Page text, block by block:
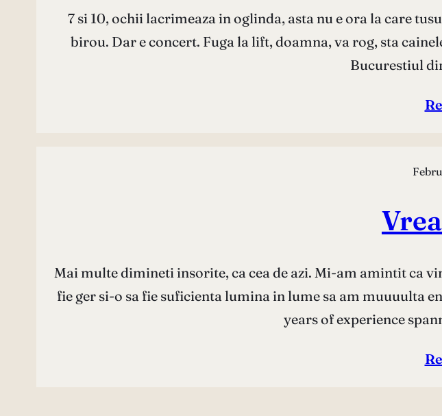
7 si 10, ochii lacrimeaza in oglinda, asta nu e ora la care
birou. Dar e concert. Fuga la lift, doamna, va rog, sta
Bucurestiul
Mai multe dimineti insorite, ca cea de azi. Mi-am amintit ca
fie ger si-o sa fie suficienta lumina in lume sa am muuuulta
years of experience